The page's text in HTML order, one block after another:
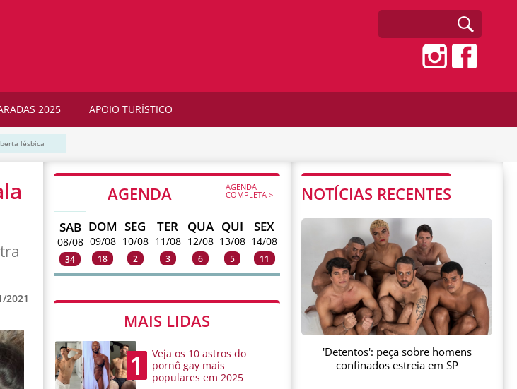
2025 APOIO TURÍSTICO
lésbica
2021
AGENDA AGENDA
COMPLETA >
SAB
08/08
34
DOM
09/08
18
SEG
10/08
2
TER
11/08
3
QUA
12/08
6
QUI
13/08
5
SEX
14/08
11
MAIS LIDAS
1
Veja os 10 astros do
pornô gay mais
populares em 2025
NOTÍCIAS RECENTES
'Detentos': peça sobre homens
confinados estreia em SP